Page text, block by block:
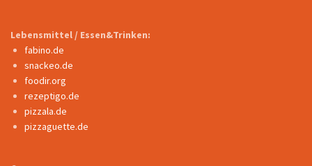
Lebensmittel / Essen&Trinken:
fabino.de
snackeo.de
foodir.org
rezeptigo.de
pizzala.de
pizzaguette.de